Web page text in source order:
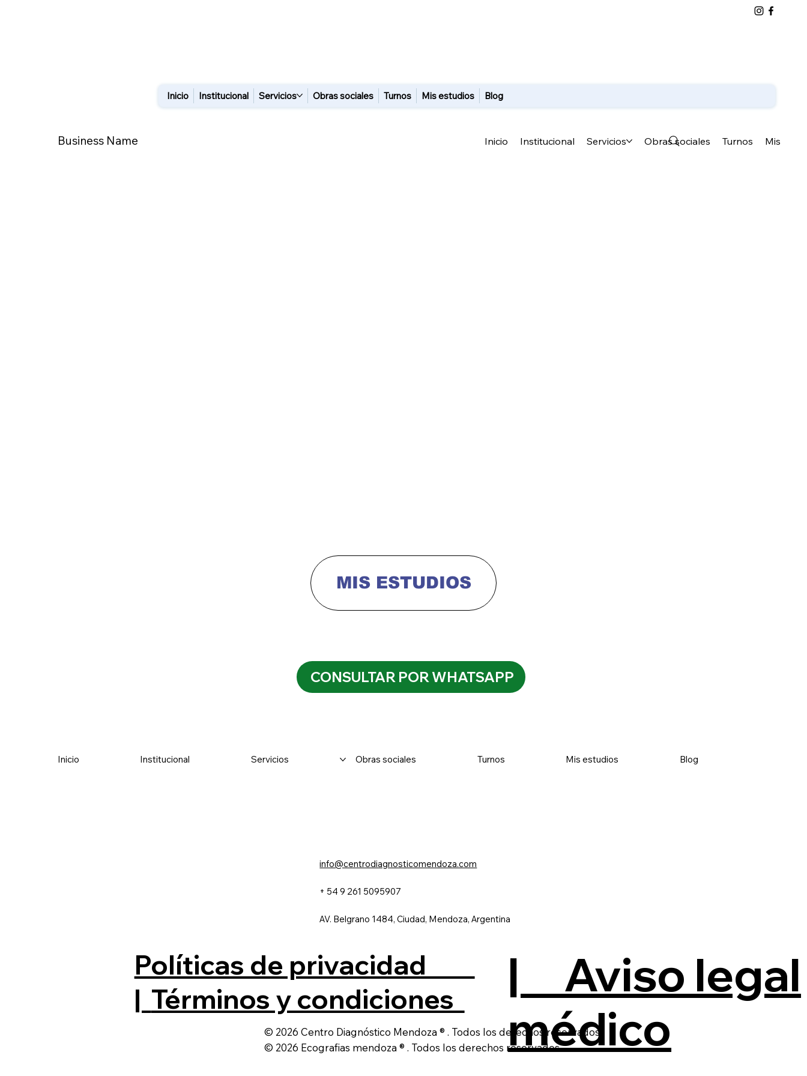
Business Name Inicio Institucional Servicios Obras sociales Turnos Mis
Inicio Institucional Servicios Obras sociales Turnos Mis estudios Blog
MIS ESTUDIOS
CONSULTAR POR WHATSAPP
Inicio Institucional Servicios Obras sociales Turnos Mis estudios Blog
info@centrodiagnosticomendoza.com
+ 54 9 261 5095907
AV. Belgrano 1484, Ciudad, Mendoza, Argentina
Políticas de privacidad
| Términos y condiciones
| Aviso legal
médico
© 2026 Centro Diagnóstico Mendoza ® . Todos los derechos reservados.
© 2026 Ecografias mendoza ® . Todos los derechos reservados.